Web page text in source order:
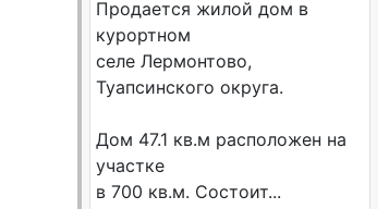
Продается жилой дом в
курортном
селе Лермонтово,
Туапсинского округа.
Дом 47.1 кв.м расположен на
участке
в 700 кв.м. Состоит...